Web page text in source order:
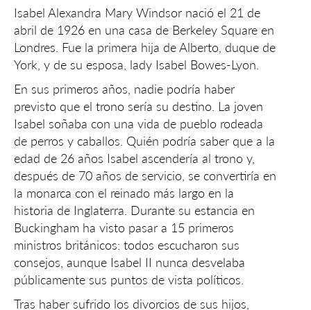
Isabel Alexandra Mary Windsor nació el 21 de
abril de 1926 en una casa de Berkeley Square en
Londres. Fue la primera hija de Alberto, duque de
York, y de su esposa, lady Isabel Bowes-Lyon.
En sus primeros años, nadie podría haber
previsto que el trono sería su destino. La joven
Isabel soñaba con una vida de pueblo rodeada
de perros y caballos. Quién podría saber que a la
edad de 26 años Isabel ascendería al trono y,
después de 70 años de servicio, se convertiría en
la monarca con el reinado más largo en la
historia de Inglaterra. Durante su estancia en
Buckingham ha visto pasar a 15 primeros
ministros británicos: todos escucharon sus
consejos, aunque Isabel II nunca desvelaba
públicamente sus puntos de vista políticos.
Tras haber sufrido los divorcios de sus hijos,